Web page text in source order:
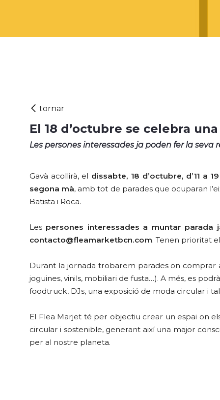
El 18 d’octubre se celebra
Les persones interessades ja poden fer la
Gavà acollirà, el dissabte, 18 d’octubre, d’11 a
segona mà, amb tot de parades que ocuparan
Batista i Roca.
Les persones interessades a muntar parada
contacto@fleamarketbcn.com. Tenen prioritat
Durant la jornada trobarem parades on
joguines, vinils, mobiliari de fusta…). A més, es
foodtruck, DJs, una exposició de moda circular i
El Flea Marjet té per objectiu crear un espai on
circular i sostenible, generant així una major
per al nostre planeta.